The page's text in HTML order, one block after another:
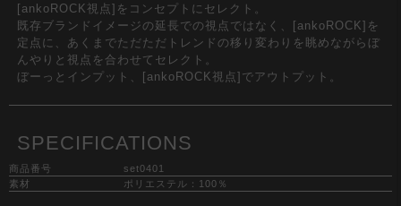
[ankoROCK視点]をコンセプトにセレクト。
既存ブランドイメージの延長での視点ではなく、[ankoROCK]を
定点に、あくまでただただトレンドの移り変わりを眺めながらぼ
んやりと視点を合わせてセレクト。
ぼーっとインプット、[ankoROCK視点]でアウトプット。
SPECIFICATIONS
商品番号
set0401
素材
ポリエステル：100％